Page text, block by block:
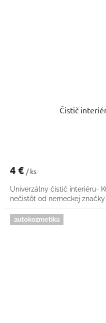
Čistič
4 € / ks
Univerzálny čistič interiéru-
nečistôt od nemeckej značky
autokozmetika